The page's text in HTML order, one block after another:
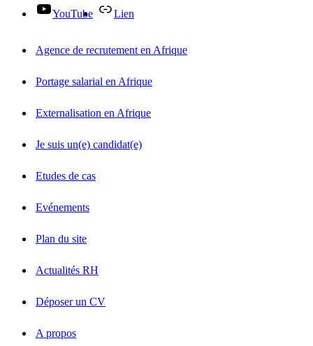
YouTube Lien
Agence de recrutement en Afrique
Portage salarial en Afrique
Externalisation en Afrique
Je suis un(e) candidat(e)
Etudes de cas
Evénements
Plan du site
Actualités RH
Déposer un CV
A propos